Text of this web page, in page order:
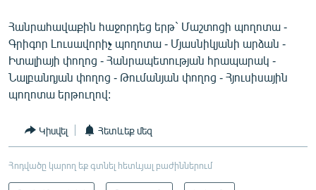
Հանրահավաքին հաջորդեց երթ` Մաշտոցի պողոտա -
Գրիգոր Լուսավորիչ պողոտա - Մյասնիկյանի արձան -
Իտալիայի փողոց - Հանրապետության հրապարակ -
Նալբանդյան փողոց - Թումանյան փողոց - Հյուսիսային
պողոտա երթուղով:
Կիսվել Հետևեք մեզ
Հոդվածը կարող եք գտնել հետևյալ բաժիններում